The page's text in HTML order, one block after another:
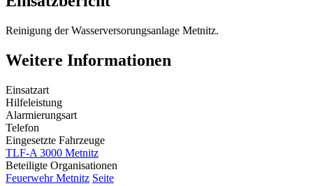
Reinigung der Wasserversorungsanlage Metnitz.
Weitere Informationen
Einsatzart
Hilfeleistung
Alarmierungsart
Telefon
Eingesetzte Fahrzeuge
TLF-A 3000 Metnitz
Beteiligte Organisationen
Feuerwehr Metnitz Seite